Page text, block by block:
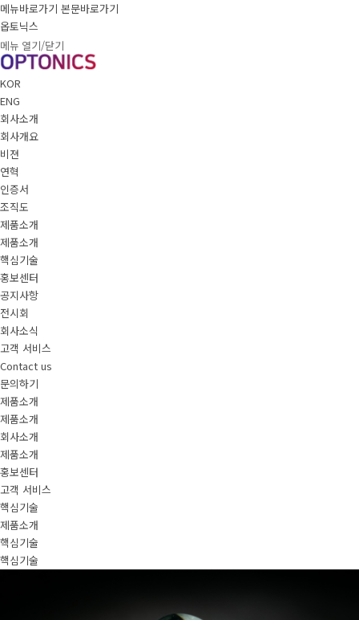
메뉴바로가기 본문바로가기
옵토닉스
메뉴 열기/닫기
KOR
ENG
회사소개
회사개요
비젼
연혁
인증서
조직도
제품소개
제품소개
핵심기술
홍보센터
공지사항
전시회
회사소식
고객 서비스
Contact us
문의하기
제품소개
제품소개
회사소개
제품소개
홍보센터
고객 서비스
핵심기술
제품소개
핵심기술
핵심기술